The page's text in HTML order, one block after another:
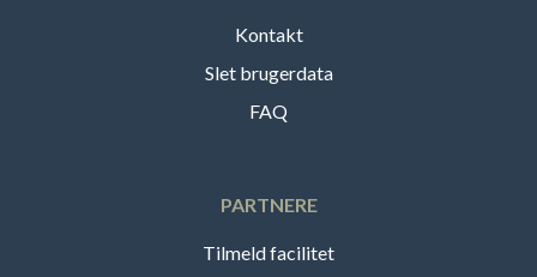
Kontakt
Slet brugerdata
FAQ
PARTNERE
Tilmeld facilitet